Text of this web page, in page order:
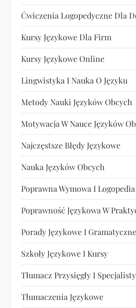
Ćwiczenia Logopedyczne Dla
Kursy Językowe Dla Firm
Kursy Językowe Online
Lingwistyka I Nauka O Języku
Metody Nauki Języków Obcych
Motywacja W Nauce Języków
Najczęstsze Błędy Językowe
Nauka Języków Obcych
Poprawna Wymowa I Logopedia
Poprawność Językowa W
Porady Językowe I Gramatyczne
Szkoły Językowe I Kursy
Tłumacz Przysięgły I
Tłumaczenia Językowe